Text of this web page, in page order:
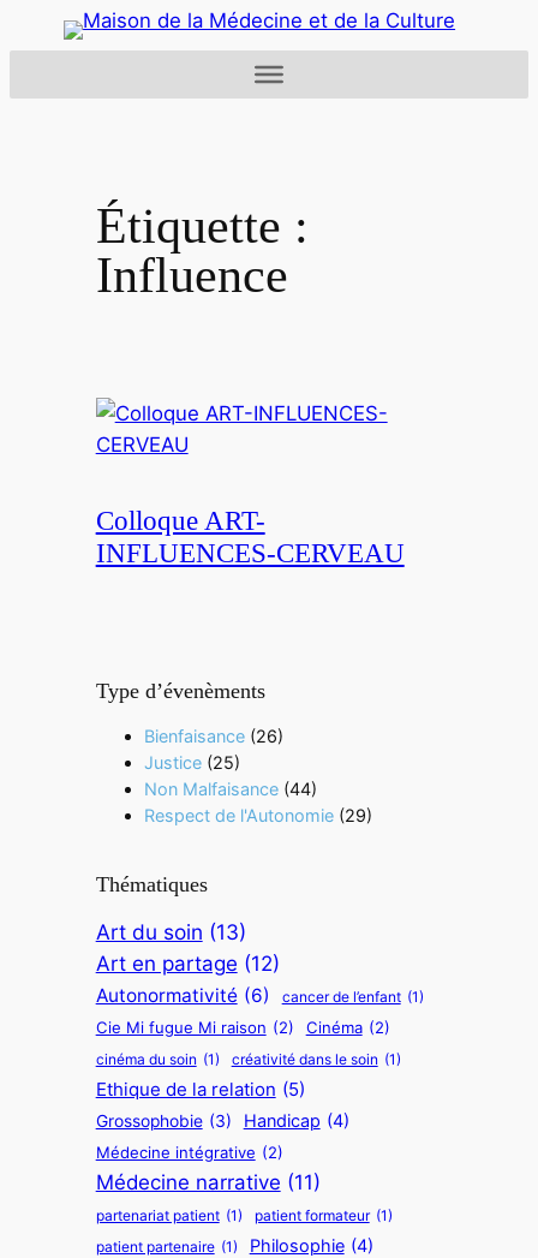
au
Étiquette :
Influence
Colloque ART-
INFLUENCES-CERVEAU
Type d’évenèments
Bienfaisance(26)
Justice(25)
Non Malfaisance(44)
Respect de l'Autonomie(29)
Thématiques
Art du soin (13)
Art en partage (12)
Autonormativité (6) cancer de l’enfant (1)
Cie Mi fugue Mi raison (2) Cinéma (2)
cinéma du soin (1) créativité dans le soin (1)
Ethique de la relation (5)
Grossophobie (3) Handicap (4)
Médecine intégrative (2)
Médecine narrative (11)
partenariat patient (1) patient formateur (1)
patient partenaire (1) Philosophie (4)